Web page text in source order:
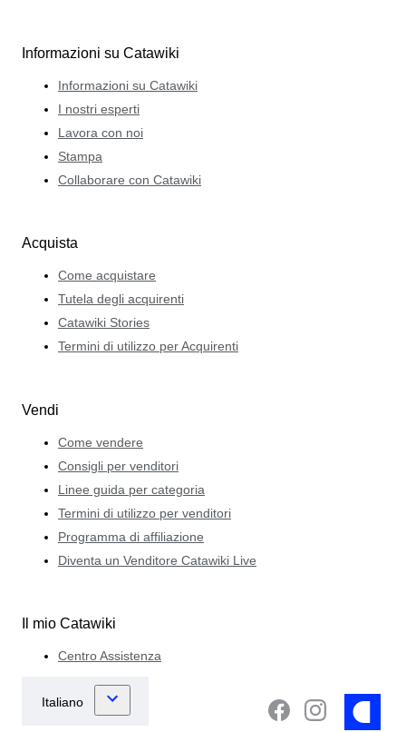
Informazioni su Catawiki
Informazioni su Catawiki
I nostri esperti
Lavora con noi
Stampa
Collaborare con Catawiki
Acquista
Come acquistare
Tutela degli acquirenti
Catawiki Stories
Termini di utilizzo per Acquirenti
Vendi
Come vendere
Consigli per venditori
Linee guida per categoria
Termini di utilizzo per venditori
Programma di affiliazione
Diventa un Venditore Catawiki Live
Il mio Catawiki
Centro Assistenza